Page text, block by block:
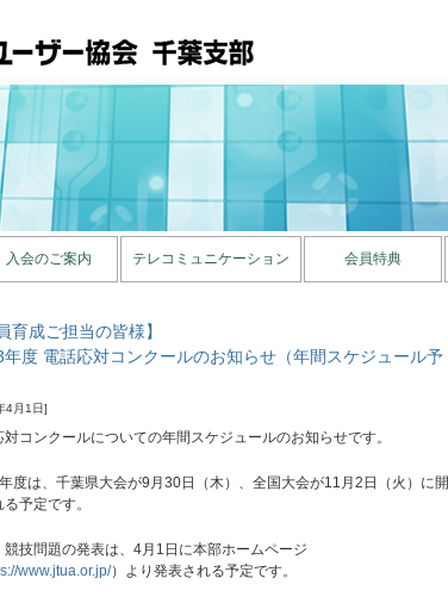
入会のご案内 テレコミュニケーション 会員特典
育成ご担当の皆様】
年度 電話応対コンクールのお知らせ（年間スケジュール予
4月1日]
対コンクールについての年間スケジュールのお知らせです。
度は、千葉県大会が9月30日（木）、全国大会が11月2日（火）に開
予定です。
競技問題の発表は、4月1日に本部ホームページ
www.jtua.or.jp/）より発表される予定です。